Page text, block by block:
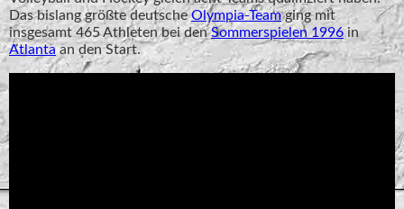
Das bislang größte deutscheOlympia-Teamging mit
insgesamt 465 Athleten bei denSommerspielen 1996 in
Atlantaan den Start.